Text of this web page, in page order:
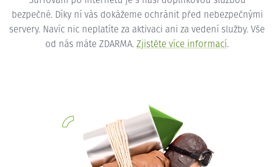
bezpečné. Díky ní vás dokážeme ochránit před nebezpečnými
servery. Navíc nic neplatíte za aktivaci ani za vedení služby. Vše
od nás máte ZDARMA. Zjistěte více informací.